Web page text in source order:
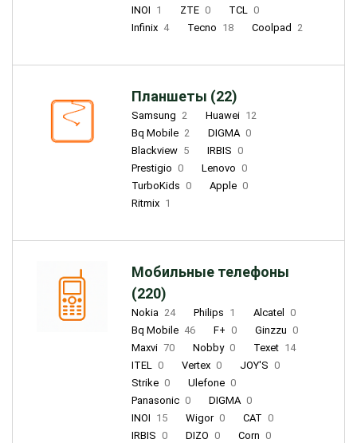
INOI 1 ZTE 0 TCL 0
Infinix 4 Tecno 18 Coolpad 2
Планшеты (22)
Samsung 2 Huawei 12
Bq Mobile 2 DIGMA 0
Blackview 5 IRBIS 0
Prestigio 0 Lenovo 0
TurboKids 0 Apple 0
Ritmix 1
Мобильные телефоны
(220)
Nokia 24 Philips 1 Alcatel
0
Bq Mobile 46 F+ 0 Ginzzu 0
Maxvi 70 Nobby 0 Texet 14
ITEL 0 Vertex 0 JOY'S 0
Strike 0 Ulefone 0
Panasonic 0 DIGMA 0
INOI 15 Wigor 0 CAT 0
IRBIS 0 DIZO 0 Corn 0